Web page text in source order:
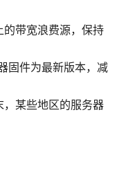
带宽浪费源，保持
固件为最新版本，减
某些地区的服务器